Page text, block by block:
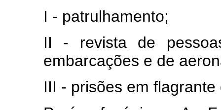
I - patrulhamento;
II - revista de
embarcações e de
III - prisões em